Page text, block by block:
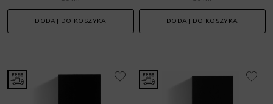
DODAJ DO KOSZYKA DODAJ DO KOSZYKA